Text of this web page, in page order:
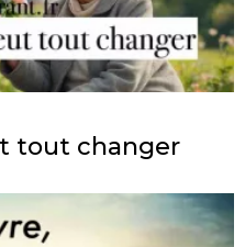
tout changer